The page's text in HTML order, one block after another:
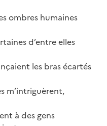
ombres humaines
d’entre elles
les bras écartés
m’intriguèrent,
à des gens